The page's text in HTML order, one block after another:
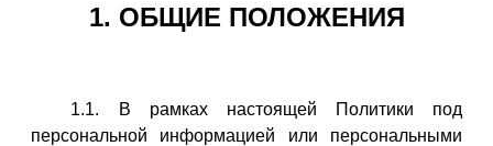
1. ОБЩИЕ ПОЛОЖЕНИЯ
1.1. В рамках настоящей Политики под
персональной информацией или персональными